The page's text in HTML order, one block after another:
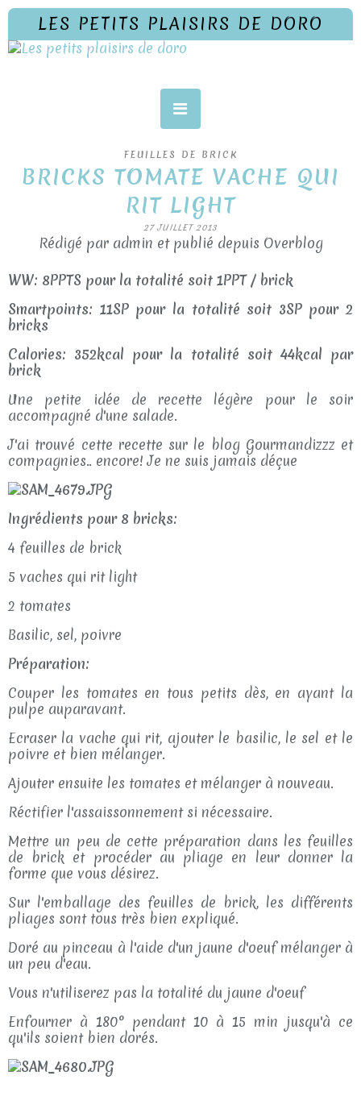
LES PETITS PLAISIRS DE DORO
FEUILLES DE BRICK
BRICKS TOMATE VACHE QUI
RIT LIGHT
27 JUILLET 2013
Rédigé par admin et publié depuis Overblog
WW: 8PPTS pour la totalité soit 1PPT / brick
Smartpoints: 11SP pour la totalité soit 3SP pour 2
bricks
Calories: 352kcal pour la totalité soit 44kcal par
brick
Une petite idée de recette légère pour le soir
accompagné d'une salade.
J'ai trouvé cette recette sur le blog Gourmandizzz et
compagnies.. encore! Je ne suis jamais déçue
Ingrédients pour 8 bricks:
4 feuilles de brick
5 vaches qui rit light
2 tomates
Basilic, sel, poivre
Préparation:
Couper les tomates en tous petits dès, en ayant la
pulpe auparavant.
Ecraser la vache qui rit, ajouter le basilic, le sel et le
poivre et bien mélanger.
Ajouter ensuite les tomates et mélanger à nouveau.
Réctifier l'assaissonnement si nécessaire.
Mettre un peu de cette préparation dans les feuilles
de brick et procéder au pliage en leur donner la
forme que vous désirez.
Sur l'emballage des feuilles de brick, les différents
pliages sont tous très bien expliqué.
Doré au pinceau à l'aide d'un jaune d'oeuf mélanger à
un peu d'eau.
Vous n'utiliserez pas la totalité du jaune d'oeuf
Enfourner à 180° pendant 10 à 15 min jusqu'à ce
qu'ils soient bien dorés.